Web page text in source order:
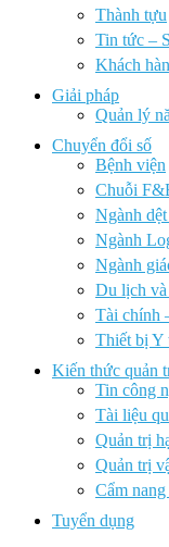
Thành tựu
Tin tức –
Khách
Giải pháp
Quản lý
Chuyển đổi số
Bệnh viện
Chuỗi
Ngành
Ngành
Ngành
Du lịch
Tài chính
Thiết bị Y
Kiến thức quản
Tin công
Tài liệu
Quản trị
Quản trị
Cẩm
Tuyển dụng